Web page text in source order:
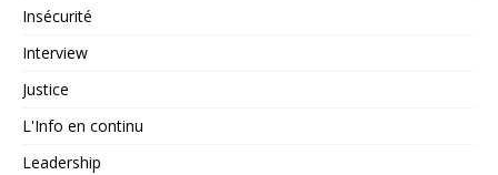
Insécurité
Interview
Justice
L'Info en continu
Leadership